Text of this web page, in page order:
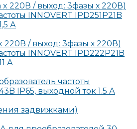
x 220В / выход: 3фазы х 220В)
INNOVERT IPD251P21B
А
220В / выход: 3фазы х 220В)
INNOVERT IPD222P21B
А
частоты
IP65, выходной ток 1.5 А
задвижками)